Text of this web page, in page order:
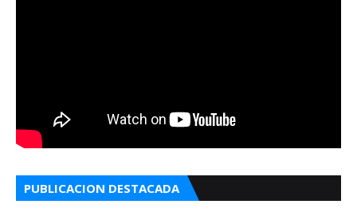
PUBLICACION DESTACADA